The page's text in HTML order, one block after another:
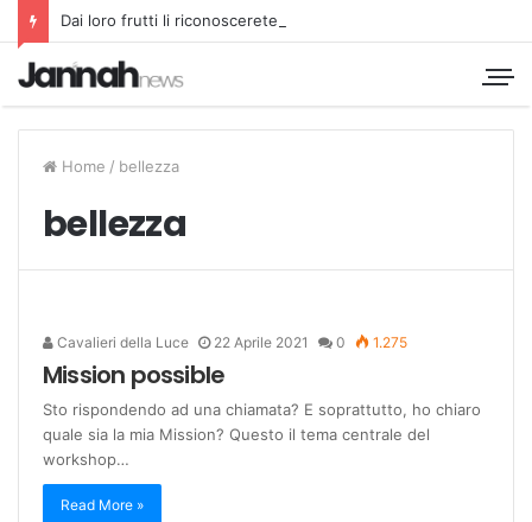
Dai loro frutti li riconoscerete
Home / bellezza
bellezza
Cavalieri della Luce 22 Aprile 2021 0 1.275
Mission possible
Sto rispondendo ad una chiamata? E soprattutto, ho chiaro
quale sia la mia Mission? Questo il tema centrale del
workshop…
Read More »